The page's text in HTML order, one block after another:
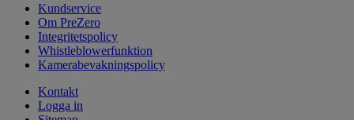
Kundservice
Om PreZero
Integritetspolicy
Whistleblowerfunktion
Kamerabevakningspolicy
Kontakt
Logga in